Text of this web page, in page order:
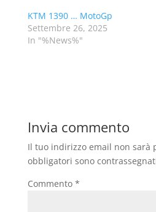
KTM 1390 … MotoGp
Settembre 26, 2025
In "%News%"
Invia commento
Il tuo indirizzo email non sarà
obbligatori sono
Commento *